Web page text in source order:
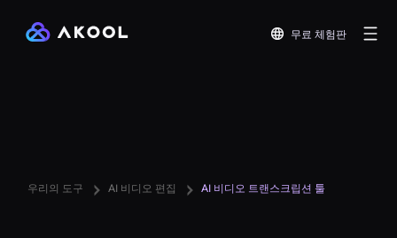
무료 체험판
우리의 도구 AI 비디오 편집 AI 비디오 트랜스크립션 툴